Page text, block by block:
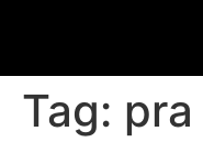
Tag: pra